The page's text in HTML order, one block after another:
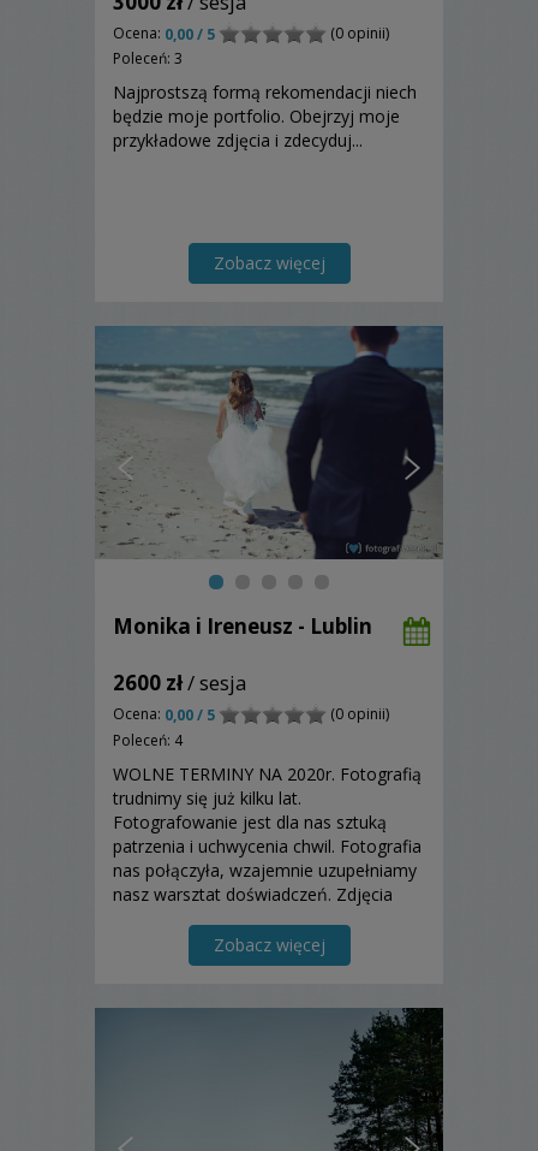
Ocena: 0,00 / 5
(0 opinii)
Poleceń: 3
Najprostszą formą rekomendacji niech
będzie moje portfolio. Obejrzyj moje
przykładowe zdjęcia i zdecyduj...
Zobacz więcej
Monika i Ireneusz - Lublin
2600 zł/ sesja
Ocena: 0,00 / 5
(0 opinii)
Poleceń: 4
WOLNE TERMINY NA 2020r. Fotografią
trudnimy się już kilku lat.
Fotografowanie jest dla nas sztuką
patrzenia i uchwycenia chwil. Fotografia
nas połączyła, wzajemnie uzupełniamy
nasz warsztat doświadczeń. Zdjęcia
albumach ślubnych, fotoksiążkach lub
pudełkach
Zobacz więcej